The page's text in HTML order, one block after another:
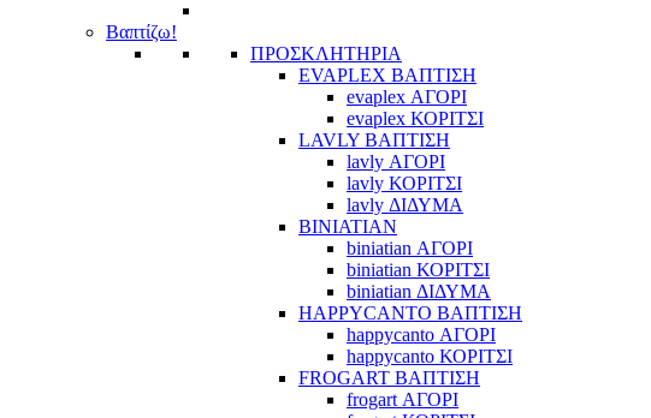
Βαπτίζω!
ΠΡΟΣΚΛΗΤΗΡΙΑ
EVAPLEX ΒΑΠΤΙΣΗ
evaplex ΑΓΟΡΙ
evaplex ΚΟΡΙΤΣΙ
LAVLY ΒΑΠΤΙΣΗ
lavly ΑΓΟΡΙ
lavly ΚΟΡΙΤΣΙ
lavly ΔΙΔΥΜΑ
BINIATIAN
biniatian ΑΓΟΡΙ
biniatian ΚΟΡΙΤΣΙ
biniatian ΔΙΔΥΜΑ
HAPPYCANTO ΒΑΠΤΙΣΗ
happycanto ΑΓΟΡΙ
happycanto ΚΟΡΙΤΣΙ
FROGART ΒΑΠΤΙΣΗ
frogart ΑΓΟΡΙ